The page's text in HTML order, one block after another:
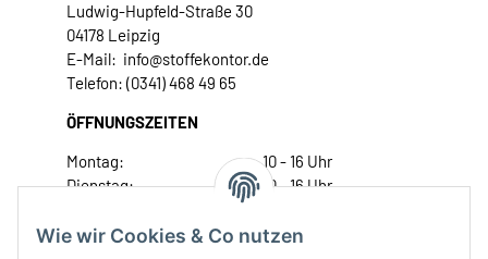
Wie wir Cookies & Co nutzen
Ludwig-Hupfeld-Straße 30
04178 Leipzig
E-Mail: info@stoffekontor.de
Telefon: (0341) 468 49 65
ÖFFNUNGSZEITEN
Montag:
10 - 16 Uhr
Dienstag:
10 - 16 Uhr
Donnerstag:
10 - 18 Uhr